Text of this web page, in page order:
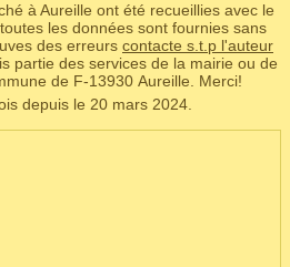
à Aureille ont été recueillies avec le
les données sont fournies sans
des erreurs contacte s.t.p l'auteur
partie des services de la mairie ou de
de F‑13930 Aureille. Merci!
depuis le 20 mars 2024.